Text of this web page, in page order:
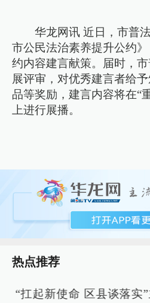
华龙网讯 近日，市普
市公民法治素养提升公约
约内容建言献策。届时，
展评审，对优秀建言者给
品等奖励，建言内容将在“
上进行展播。
热点推荐
“扛起新使命 区县谈落实